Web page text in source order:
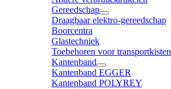
Gereedschap
Draagbaar elektro-gereedschap
Boorcentra
Glastechniek
Toebehoren voor transportkisten
Kantenband
Kantenband EGGER
Kantenband POLYREY